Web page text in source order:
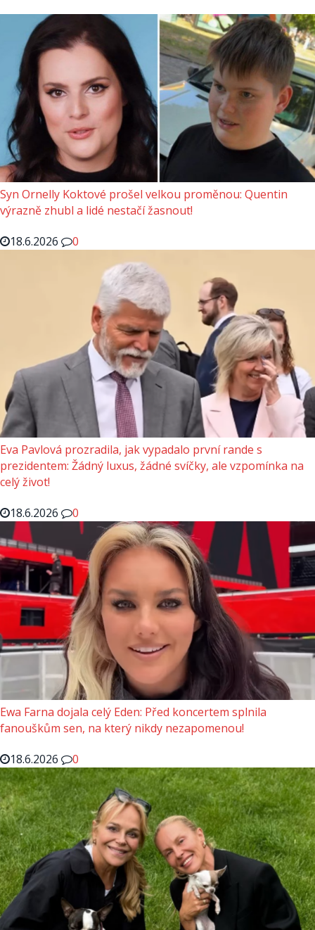
Syn Ornelly Koktové prošel velkou proměnou: Quentin
výrazně zhubl a lidé nestačí žasnout!
18.6.2026
0
Eva Pavlová prozradila, jak vypadalo první rande s
prezidentem: Žádný luxus, žádné svíčky, ale vzpomínka na
celý život!
18.6.2026
0
Ewa Farna dojala celý Eden: Před koncertem splnila
fanouškům sen, na který nikdy nezapomenou!
18.6.2026
0